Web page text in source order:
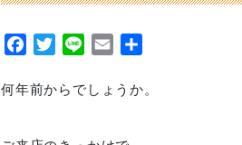
Facebook
TwitterLine Email
何年前からでしょうか。